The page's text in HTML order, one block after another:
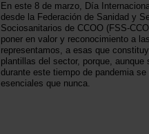
En este 8 de marzo, Día
desde la Federación de Sanidad y
Sociosanitarios de CCOO (FSS-
poner en valor y reconocimiento a
representamos, a esas que
plantillas del sector, porque, aunque
durante este tiempo de pandemia
esenciales que nunca.